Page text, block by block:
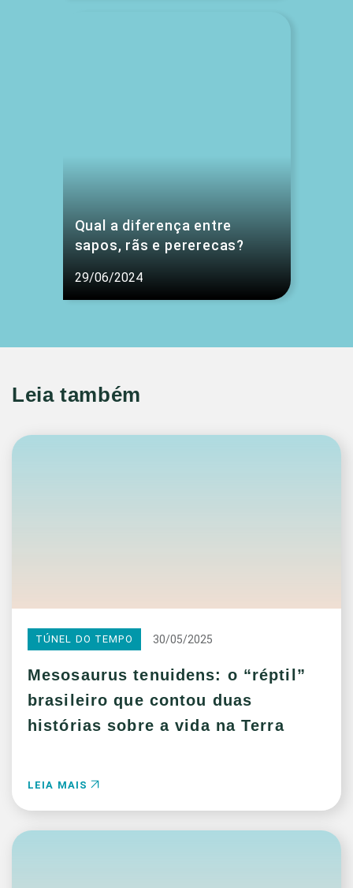
Qual a diferença entre
sapos, rãs e pererecas?
29/06/2024
Leia também
TÚNEL DO TEMPO 30/05/2025
Mesosaurus tenuidens: o “réptil”
brasileiro que contou duas
histórias sobre a vida na Terra
LEIA MAIS